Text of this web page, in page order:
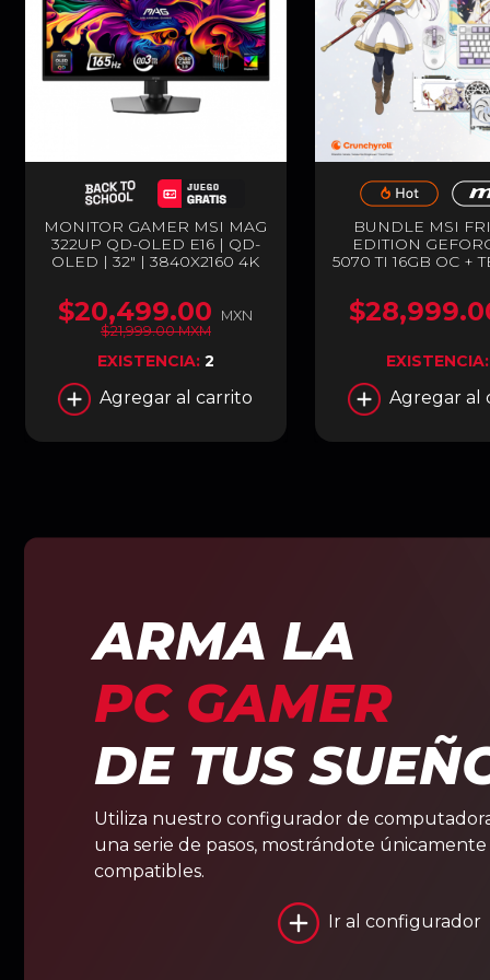
MONITOR GAMER MSI MAG
322UP QD-OLED E16 | QD-
OLED | 32" | 3840X2160 4K
DISPLAYPORT | NEGRO |
MAG 322UP QD-OLED E16
$20,499.00
MXN
$21,999.00 MXM
EXISTENCIA: 2
Agregar al carrito
BUNDLE MSI
EDITION
5070 TI 16GB OC +
GAMER | GDDR7 |
ESPECIAL |
EXISTENCIA:
Agregar al
ARMA LA
PC GAMER
DE TUS
Utiliza nuestro configurador de
una serie de pasos, mostrándote
compatibles.
Ir al configurador